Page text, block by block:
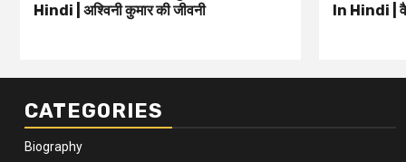
Hindi | अश्विनी कुमार की जीवनी
In Hindi |
CATEGORIES
Biography